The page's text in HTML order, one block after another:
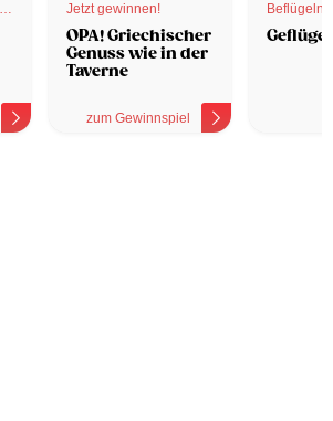
Jetzt gewinnen!
OPA! Griechischer
Genuss wie in der
Taverne
zum Gewinnspiel